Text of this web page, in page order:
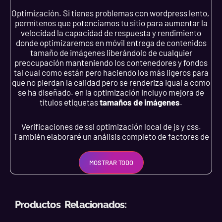
Optimización. Si tienes problemas con wordpress lento,
permítenos que potenciamos tu sitio para aumentar la
velocidad la capacidad de respuesta y rendimiento
donde optimizaremos en móvil entrega de contenidos
tamaño de imágenes liberándolo de cualquier
preocupación manteniendo los contenedores y fondos
tal cual como están pero haciendo los más ligeros para
que no pierdan la calidad pero se renderiza igual a como
se ha diseñado. en la optimización incluyo mejora de
títulos etiquetastamaños de imágenes.
Verificaciones de ssl optimización local de js y css.
También elaboraré un análisis completo de factores de
personalizada para la carga ideal en dispositivos móviles
y escritorios revisión del diseño responsive para
garantizar una visualización óptima en cualquier
Monitoreo continuo de cargas nuevas
MOSTRAR TODO
Productos Relacionados: